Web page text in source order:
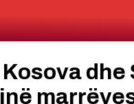
dhe